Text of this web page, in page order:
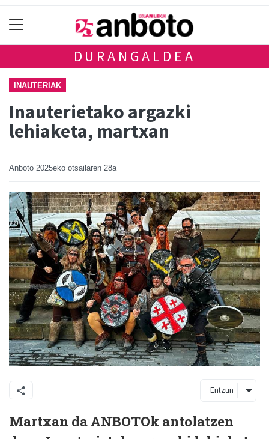
DURANGALDEA
INAUTERIAK
Inauterietako argazki
lehiaketa, martxan
Anboto 2025eko otsailaren 28a
Entzun
Martxan da ANBOTOk antolatzen